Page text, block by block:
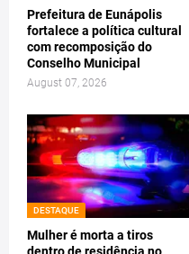
Prefeitura de Eunápolis
fortalece a política cultural
com recomposição do
Conselho Municipal
August 07, 2026
DESTAQUE
Mulher é morta a tiros